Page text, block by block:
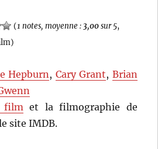
(1 notes, moyenne : 3,00sur 5,
Hepburn, Cary Grant, Brian
film et la filmographie de
site IMDB.